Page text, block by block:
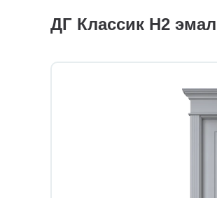
ДГ Классик Н2